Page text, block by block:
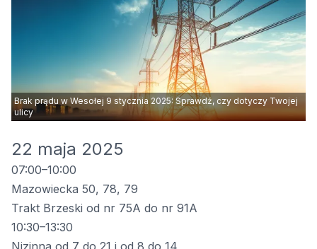
Brak prądu w Wesołej 9 stycznia 2025: Sprawdź, czy dotyczy Twojej
ulicy
22 maja 2025
07:00–10:00
Mazowiecka 50, 78, 79
Trakt Brzeski od nr 75A do nr 91A
10:30–13:30